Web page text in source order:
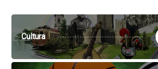
Cultura